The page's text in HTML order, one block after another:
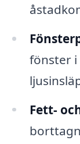
fönster
Fett-